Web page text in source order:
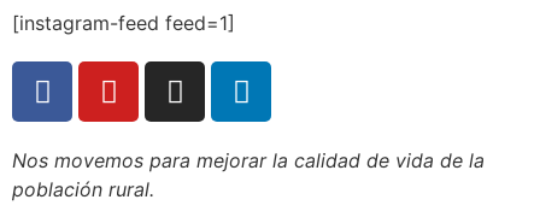
[instagram-feed feed=1]
Nos movemos para mejorar la calidad de vida de la
población rural.